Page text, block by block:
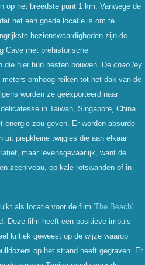
op het breedste punt 1 km. Vanwege de
het een goede locatie is om te
bezienswaardigheden zijn de
Cave met prehistorische
die hier hun nesten bouwen. De chao ley
omhoog reiken tot het dak van de
worden ze geëxporteerd naar
in Taiwan, Singapore, China
zou geven. Er worden absurde
uit piepkleine twijgjes die aan elkaar
maar levensgevaarlijk, want de
zeeniveau, op kale rotswanden of in
als locatie voor de film 'The Beach'
Deze film heeft een positieve impuls
kritiek geweest op de wijze waarop
op het strand heeft gegraven. Er